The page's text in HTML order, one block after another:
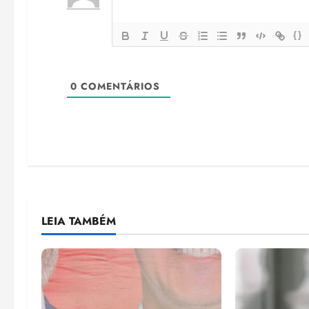
{}
0 COMENTÁRIOS
LEIA TAMBÉM